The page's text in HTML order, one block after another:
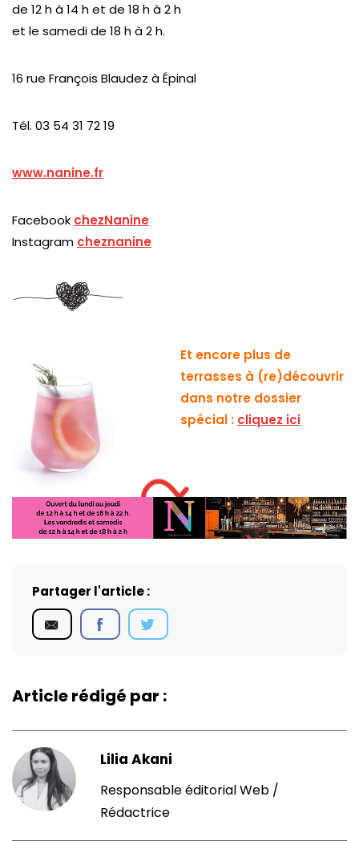
de 12 h à 14 h et de 18 h à 2 h
et le samedi de 18 h à 2 h.
16 rue François Blaudez à Épinal
Tél. 03 54 31 72 19
www.nanine.fr
Facebook chezNanine
Instagram cheznanine
Et encore plus de
terrasses à (re)découvrir
dans notre dossier
spécial : cliquez ici
Partager l'article :
Article rédigé par :
Lilia Akani
Responsable éditorial Web /
Rédactrice